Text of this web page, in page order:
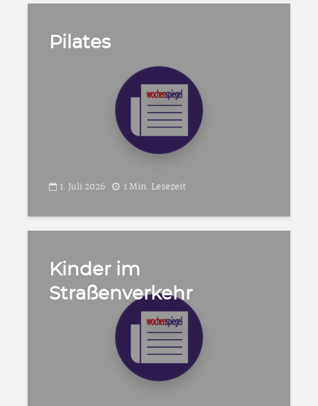
Pilates
1. Juli 2026 1 Min. Lesezeit
Kinder im
Straßenverkehr